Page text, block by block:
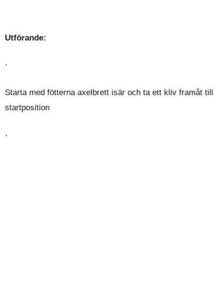
Utförande:
·
Starta med fötterna axelbrett isär och ta ett kliv framåt till
startposition
·